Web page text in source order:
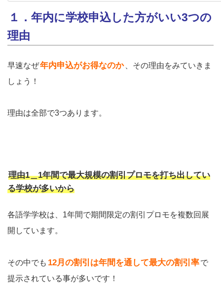
１．年内に学校申込した方がいい3つの
理由
早速なぜ年内申込がお得なのか
、その理由をみていきま
しょう！
理由は全部で3つあります。
理由1＿1年間で最大規模の割引プロモを打ち出してい
る学校が多いから
各語学学校は、1年間で期間限定の割引プロモを複数回展
開しています。
その中でも 12月の割引は年間を通して最大の割引率で
提示されている事が多いです！